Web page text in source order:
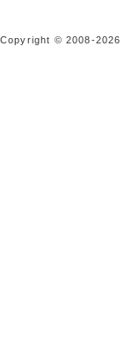
Copyright © 2008-2026